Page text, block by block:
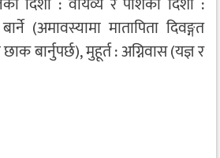
(अमावस्यामा मातापिता दिवङ्गत
बार्नुपर्छ), मुहूर्त : अग्निवास (यज्ञ र